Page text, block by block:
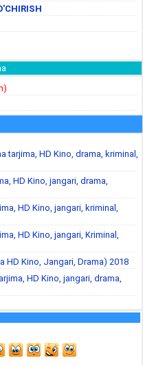
tarjima, HD Kino, drama, kriminal,
HD Kino, jangari, drama,
HD Kino, jangari, kriminal,
HD Kino, jangari, Kriminal,
HD Kino, Jangari, Drama) 2018
HD Kino, jangari, drama,